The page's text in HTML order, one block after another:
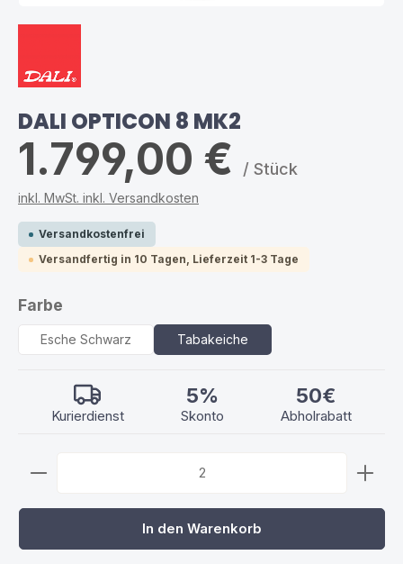
DALI OPTICON 8 MK2
1.799,00 € / Stück
inkl. MwSt. inkl. Versandkosten
Versandkostenfrei
Versandfertig in 10 Tagen, Lieferzeit 1-3 Tage
Farbe
Esche Schwarz Tabakeiche
Kurierdienst
5%
Skonto
50€
Abholrabatt
Produkt Anzahl: Gib den gewünschten Wert ein
In den Warenkorb